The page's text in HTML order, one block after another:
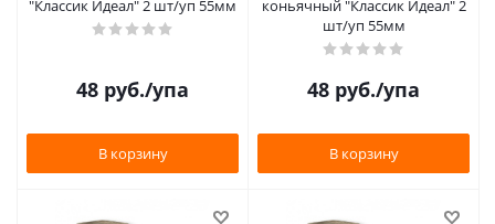
"Классик Идеал" 2 шт/уп 55мм
48 руб./упа
В корзину
коньячный "Классик Идеал" 2
шт/уп 55мм
48 руб./упа
В корзину